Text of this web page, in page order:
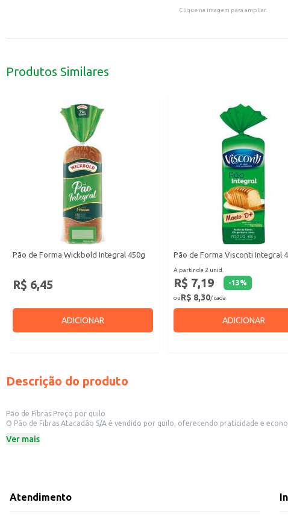
Clique na imagem para ampliar.
Produtos Similares
Pão de Forma Wickbold Integral 450g
R$ 6,45
ADICIONAR
Pão de Forma Visconti Integral
A partir de 2 unid.
R$ 7,19 -13%
ouR$ 8,30/ cada
ADICIONAR
Descrição do produto
Pão de Fibras Preço por quilo
O Pão de Fibras Atacadão S/A é vendido por quilo, oferecendo praticidade e economia para
preparo de sanduíches, acompanhamentos de refeições ou consumo puro.
O Pão de Fibras Atacadão S/A apresenta uma opção de pão integral versátil, adaptável a
tornam uma escolha conveniente e saudável.
Ver mais
Atendimento